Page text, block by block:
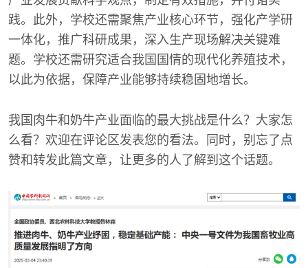
践。此外，学校还需聚焦产业核心环节，强化产学研
一体化，推广科研成果，深入生产现场解决关键难
题。学校还需研究适合我国国情的现代化养殖技术，
以此为依据，保障产业能够持续稳固地增长。
我国肉牛和奶牛产业面临的最大挑战是什么？大家怎
么看？欢迎在评论区发表您的看法。同时，别忘了点
赞和转发此篇文章，让更多的人了解到这个话题。